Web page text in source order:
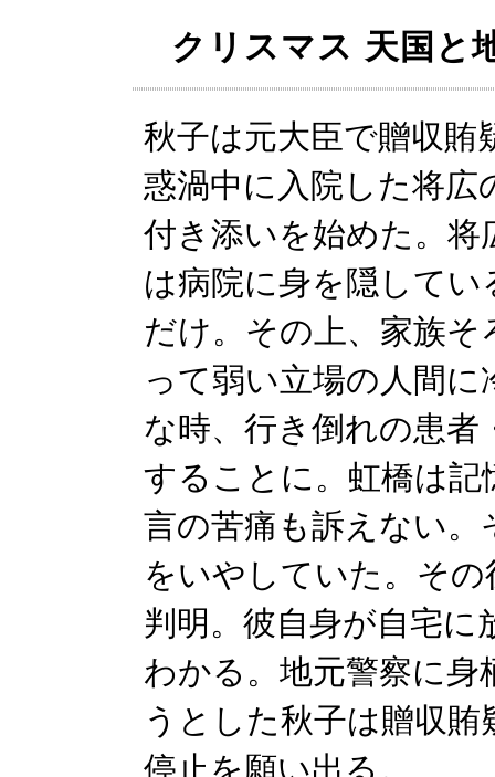
クリスマス 天国と
秋子は元大臣で贈収賄
惑渦中に入院した将広
付き添いを始めた。将
は病院に身を隠してい
だけ。その上、家族そ
って弱い立場の人間
な時、行き倒れの患
することに。虹橋は
言の苦痛も訴えない
をいやしていた。そ
判明。彼自身が自宅
わかる。地元警察に
うとした秋子は贈収
停止を願い出る。